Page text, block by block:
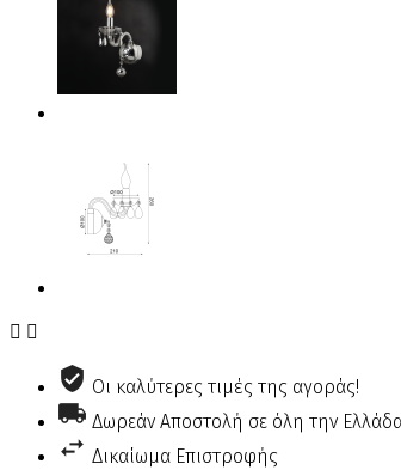
 
Οι καλύτερες τιμές της αγοράς!
Δωρεάν Αποστολή σε όλη την
Δικαίωμα Επιστροφής